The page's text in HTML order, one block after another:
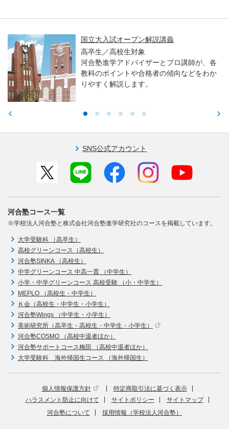
国立大入試オープン解説講義
高卒生／高校生対象
河合塾進学アドバイザーとプロ講師が、各
教科のポイントや合格者の傾向などをわか
りやすく解説します。
SNS公式アカウント
河合塾コース一覧
※学校法人河合塾と株式会社河合塾進学研究社のコースを掲載しています。
大学受験科 （高卒生）
高校グリーンコース（高校生）
河合塾SINKA （高校生）
中学グリーンコース 中高一貫 （中学生）
小学・中学グリーンコース 高校受験 （小・中学生）
MEPLO （高校生・中学生）
Ｋ会（高校生・中学生・小学生）
河合塾Wings （中学生・小学生）
美術研究所（高卒生・高校生・中学生・小学生）
河合塾COSMO （高校中退者ほか）
河合塾サポートコース梅田 （高校中退者ほか）
大学受験科 海外帰国生コース （海外帰国生）
個人情報保護方針
特定商取引法に基づく表示
ハラスメント防止に向けて
サイトポリシー
サイトマップ
河合塾について
採用情報（学校法人河合塾）